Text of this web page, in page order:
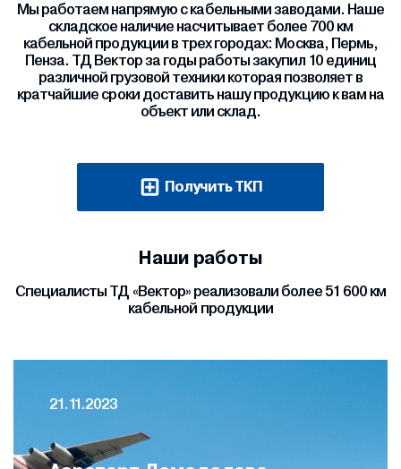
Мы работаем напрямую с кабельными заводами. Наше
складское наличие насчитывает более 700 км
кабельной продукции в трех городах: Москва, Пермь,
Пенза. ТД Вектор за годы работы закупил 10 единиц
различной грузовой техники которая позволяет в
кратчайшие сроки доставить нашу продукцию к вам на
объект или склад.
Получить ТКП
Наши работы
Специалисты ТД «Вектор» реализовали более 51 600 км
кабельной продукции
21.11.2023